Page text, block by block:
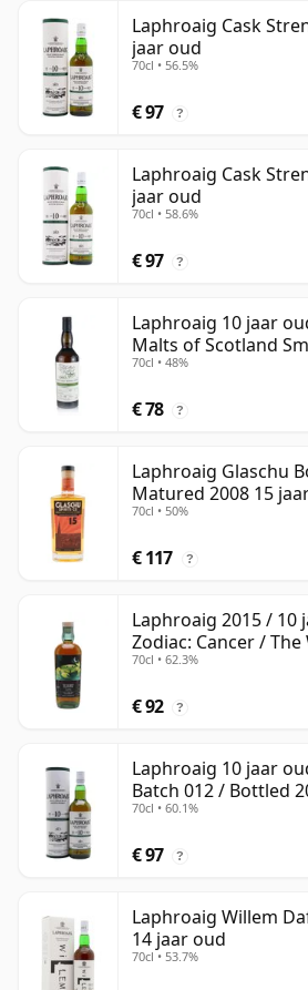
Laphroaig Cask
jaar oud
70cl • 56.5%
€ 97 ?
Laphroaig Cask
jaar oud
70cl • 58.6%
€ 97 ?
Laphroaig 10 jaar
Malts of Scotland
70cl • 48%
€ 78 ?
Laphroaig Glaschu
Matured 2008 15
70cl • 50%
€ 117 ?
Laphroaig 2015 / 10
Zodiac: Cancer /
70cl • 62.3%
€ 92 ?
Laphroaig 10 jaar
Batch 012 / Bottled
70cl • 60.1%
€ 97 ?
Laphroaig Willem
14 jaar oud
70cl • 53.7%